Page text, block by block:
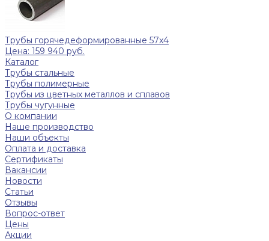
Трубы горячедеформированные 57x4
Цена: 159 940 руб.
Каталог
Трубы стальные
Трубы полимерные
Трубы из цветных металлов и сплавов
Трубы чугунные
О компании
Наше производство
Наши объекты
Оплата и доставка
Сертификаты
Вакансии
Новости
Статьи
Отзывы
Вопрос-ответ
Цены
Акции